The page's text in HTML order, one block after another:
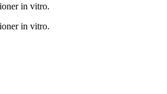
in vitro.
in vitro.